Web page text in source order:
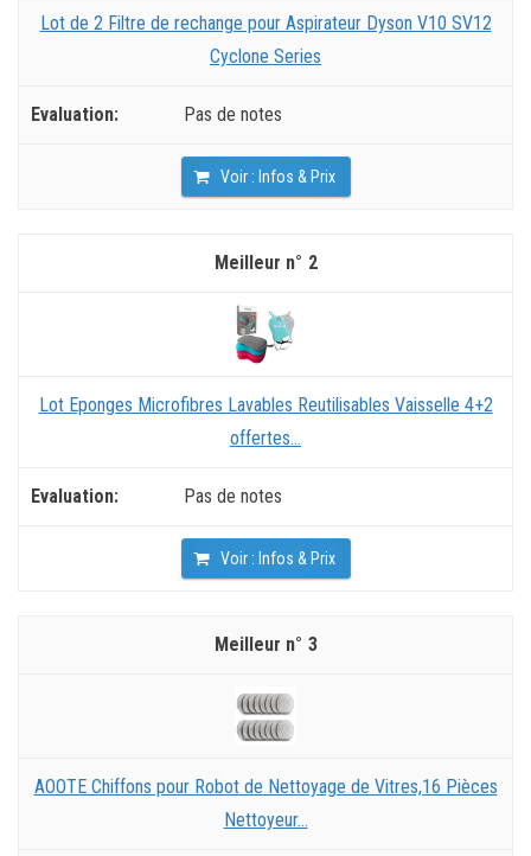
Lot de 2 Filtre de rechange pour Aspirateur Dyson V10 SV12
Cyclone Series
Pas de notes
Voir : Infos & Prix
2
Lot Eponges Microfibres Lavables Reutilisables Vaisselle 4+2
offertes...
Pas de notes
Voir : Infos & Prix
3
AOOTE Chiffons pour Robot de Nettoyage de Vitres,16 Pièces
Nettoyeur...